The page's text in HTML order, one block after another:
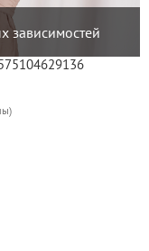
зависимостей